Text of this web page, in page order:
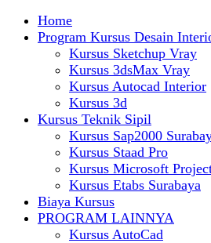
Home
Program Kursus Desain
Kursus Sketchup Vray
Kursus 3dsMax Vray
Kursus Autocad Interior
Kursus 3d
Kursus Teknik Sipil
Kursus Sap2000
Kursus Staad Pro
Kursus Microsoft
Kursus Etabs Surabaya
Biaya Kursus
PROGRAM LAINNYA
Kursus AutoCad